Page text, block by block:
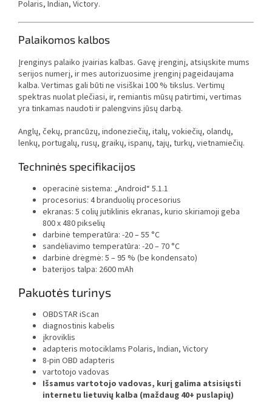
Polaris, Indian, Victory.
Palaikomos kalbos
Įrenginys palaiko įvairias kalbas. Gavę įrenginį, atsiųskite mums
serijos numerį, ir mes autorizuosime įrenginį pageidaujama
kalba. Vertimas gali būti ne visiškai 100 % tikslus. Vertimų
spektras nuolat plečiasi, ir, remiantis mūsų patirtimi, vertimas
yra tinkamas naudoti ir palengvins jūsų darbą.
Anglų, čekų, prancūzų, indoneziečių, italų, vokiečių, olandų,
lenkų, portugalų, rusų, graikų, ispanų, tajų, turkų, vietnamiečių.
Techninės specifikacijos
operacinė sistema: „Android“ 5.1.1
procesorius: 4 branduolių procesorius
ekranas: 5 colių jutiklinis ekranas, kurio skiriamoji geba
800 x 480 pikselių
darbinė temperatūra: -20 – 55 °C
sandėliavimo temperatūra: -20 – 70 °C
darbinė drėgmė: 5 – 95 % (be kondensato)
baterijos talpa: 2600 mAh
Pakuotės turinys
OBDSTAR iScan
diagnostinis kabelis
įkroviklis
adapteris motociklams Polaris, Indian, Victory
8-pin OBD adapteris
vartotojo vadovas
Išsamus vartotojo vadovas, kurį galima atsisiųsti
internetu lietuvių kalba (maždaug 40+ puslapių)